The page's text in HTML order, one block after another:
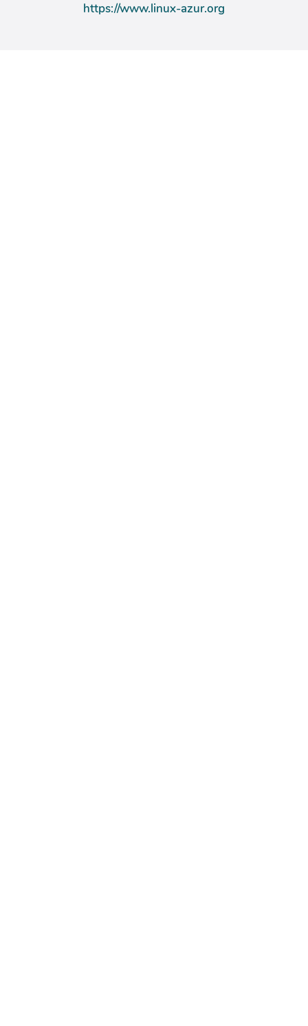
https://www.linux-azur.org